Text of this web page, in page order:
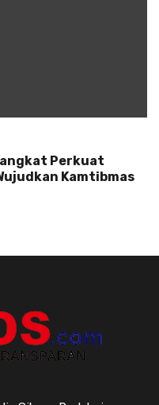
Perkuat
Kamtibmas